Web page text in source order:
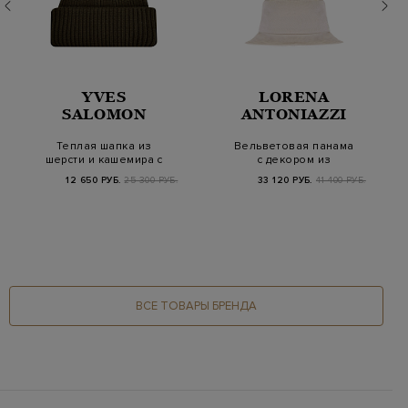
YVES
SALOMON
Теплая шапка из
шерсти и кашемира с
12 650 РУБ. 25 300 РУБ.
LORENA
ANTONIAZZI
Вельветовая панама
с декором из
кристаллов
33 120 РУБ. 41 400 РУБ.
ВСЕ ТОВАРЫ БРЕНДА